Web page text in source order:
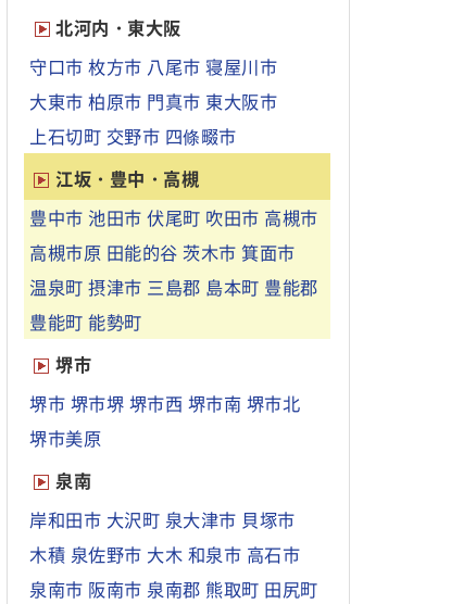
北河内・東大阪
守口市 枚方市 八尾市 寝屋川市
大東市 柏原市 門真市 東大阪市
上石切町 交野市 四條畷市
江坂・豊中・高槻
豊中市 池田市 伏尾町 吹田市 高槻市
高槻市原 田能的谷 茨木市 箕面市
温泉町 摂津市 三島郡 島本町 豊能郡
豊能町 能勢町
堺市
堺市 堺市堺 堺市西 堺市南 堺市北
堺市美原
泉南
岸和田市 大沢町 泉大津市 貝塚市
木積 泉佐野市 大木 和泉市 高石市
泉南市 阪南市 泉南郡 熊取町 田尻町